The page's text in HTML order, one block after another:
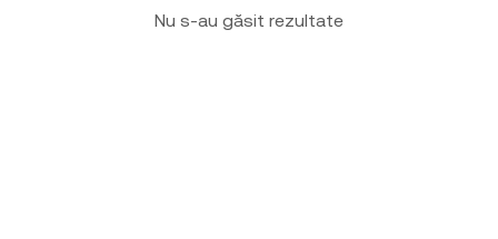
Nu s-au găsit rezultate